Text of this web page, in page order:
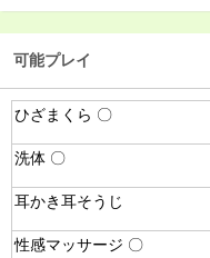
可能プレイ
ひざまくら 〇
洗体 〇
耳かき耳そうじ
性感マッサージ 〇